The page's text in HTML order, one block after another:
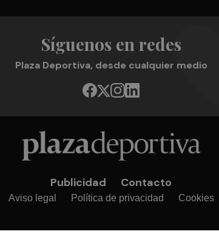
Síguenos en redes
Plaza Deportiva, desde cualquier medio
Publicidad Contacto
Aviso legal Política de privacidad Cookies